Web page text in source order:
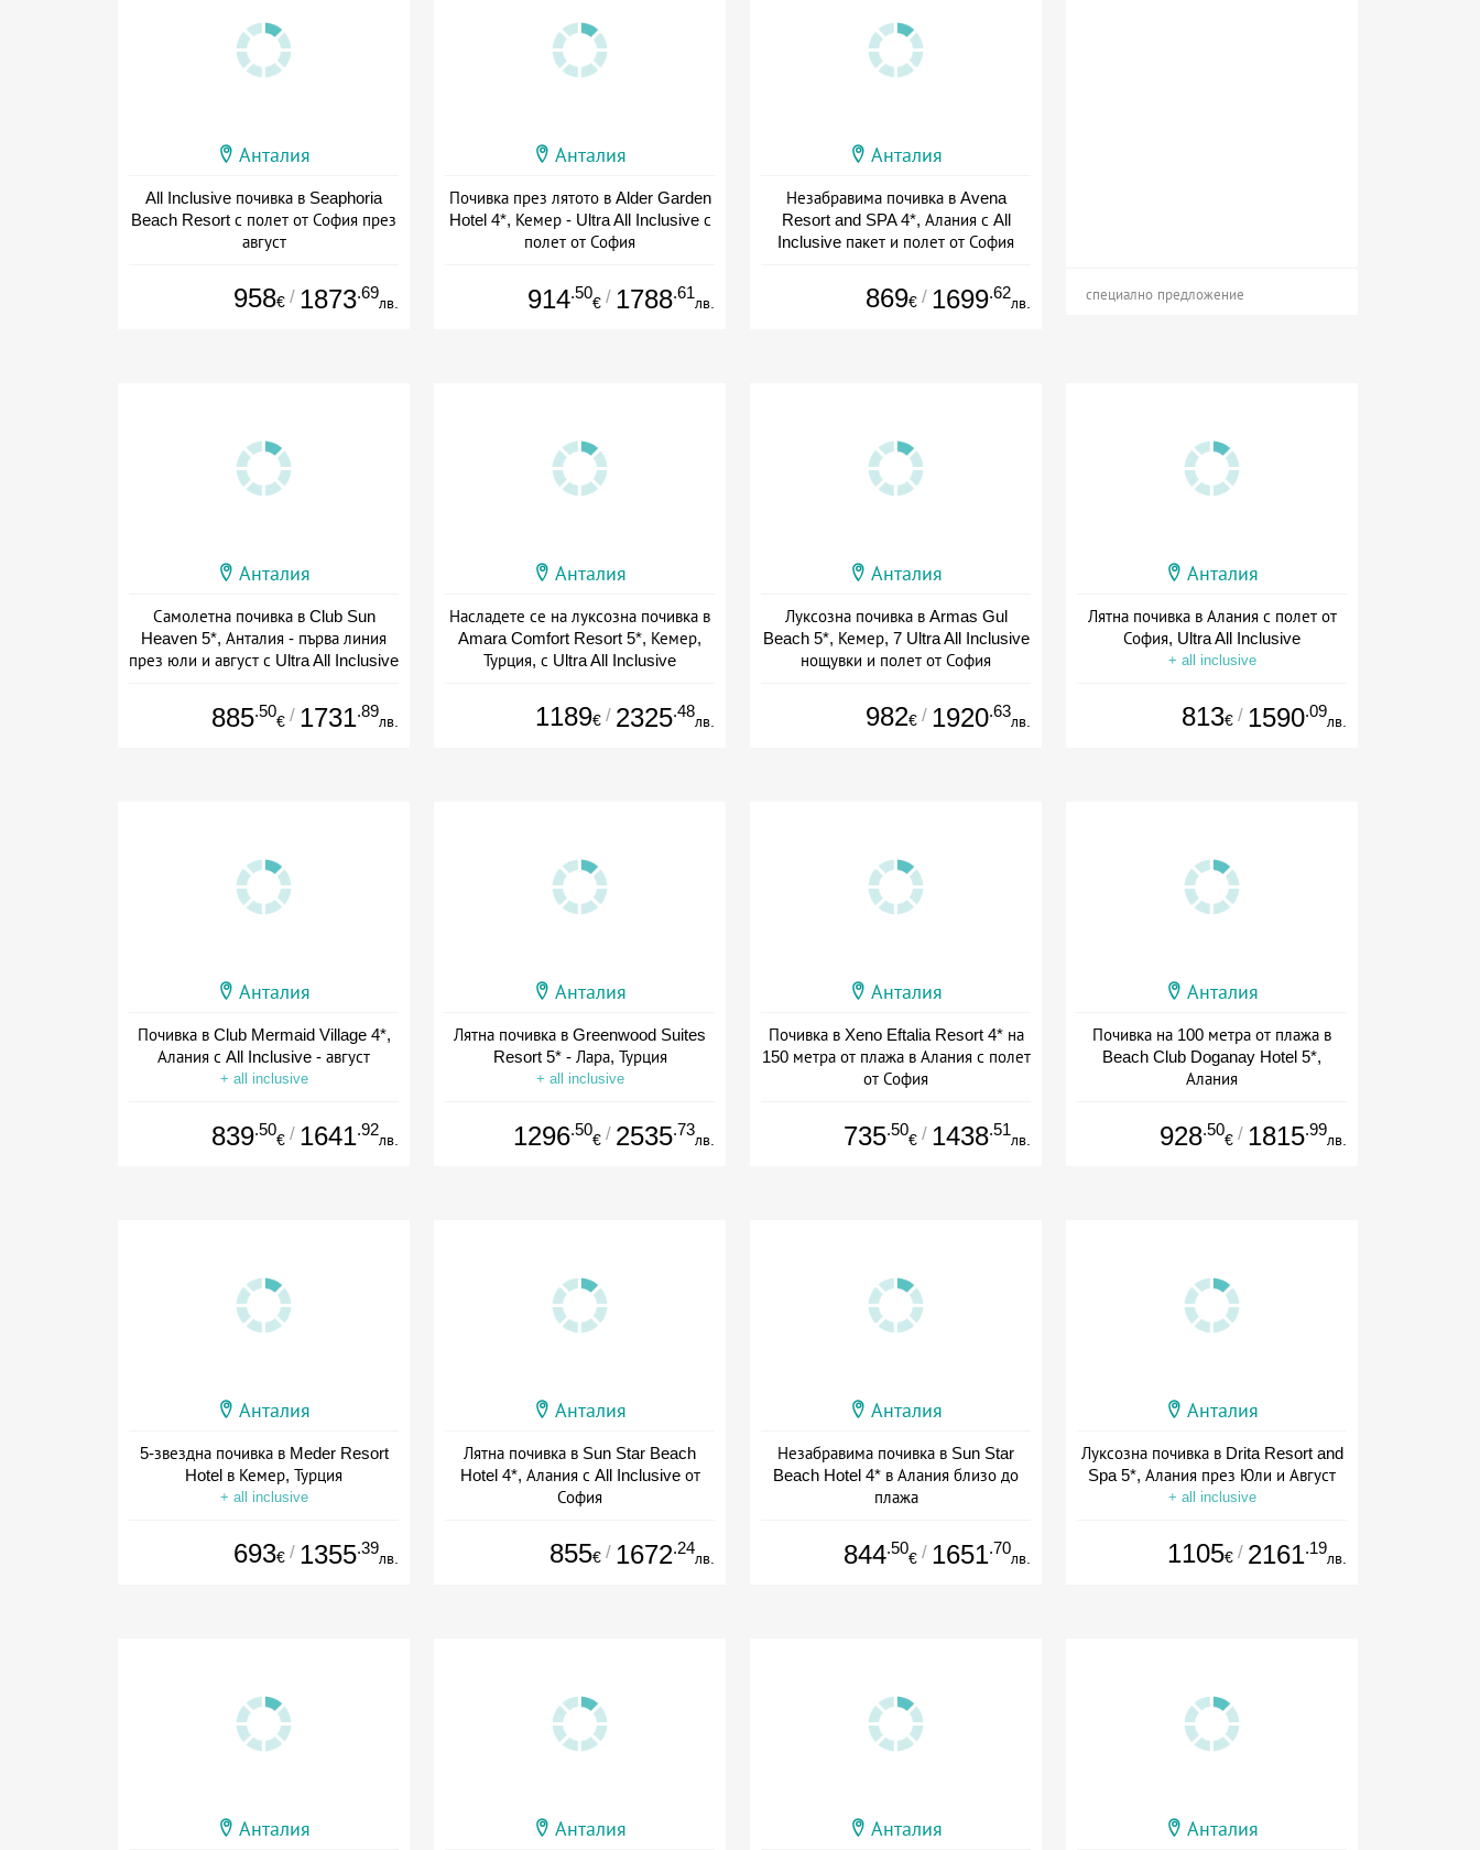
Анталия
All Inclusive почивка в Seaphoria
Beach Resort с полет от София през
август
958€ / 1873.69
лв.
Анталия
Почивка през лятото в Alder Garden
Hotel 4*, Кемер - Ultra All Inclusive с
полет от София
914.50
€ / 1788.61
лв.
Анталия
Незабравима почивка в Avena
Resort and SPA 4*, Алания с All
Inclusive пакет и полет от София
869€ / 1699.62
лв. специално предложение
Анталия
Самолетна почивка в Club Sun
Heaven 5*, Анталия - първа линия
през юли и август с Ultra All Inclusive
885.50
€ / 1731.89
лв.
Анталия
Насладете се на луксозна почивка в
Amara Comfort Resort 5*, Кемер,
Турция, с Ultra All Inclusive
1189€ / 2325.48
лв.
Анталия
Луксозна почивка в Armas Gul
Beach 5*, Кемер, 7 Ultra All Inclusive
нощувки и полет от София
982€ / 1920.63
лв.
Анталия
Лятна почивка в Алания с полет от
София, Ultra All Inclusive
+ all inclusive
813€ / 1590.09
лв.
Анталия
Почивка в Club Mermaid Village 4*,
Алания с All Inclusive - август
+ all inclusive
839.50
€ / 1641.92
лв.
Анталия
Лятна почивка в Greenwood Suites
Resort 5* - Лара, Турция
+ all inclusive
1296.50
€ / 2535.73
лв.
Анталия
Почивка в Xeno Eftalia Resort 4* на
150 метра от плажа в Алания с полет
от София
735.50
€ / 1438.51
лв.
Анталия
Почивка на 100 метра от плажа в
Beach Club Doganay Hotel 5*,
Алания
928.50
€ / 1815.99
лв.
Анталия
5-звездна почивка в Meder Resort
Hotel в Кемер, Турция
+ all inclusive
693€ / 1355.39
лв.
Анталия
Лятна почивка в Sun Star Beach
Hotel 4*, Алания с All Inclusive от
София
855€ / 1672.24
лв.
Анталия
Незабравима почивка в Sun Star
Beach Hotel 4* в Алания близо до
плажа
844.50
€ / 1651.70
лв.
Анталия
Луксозна почивка в Drita Resort and
Spa 5*, Алания през Юли и Август
+ all inclusive
1105€ / 2161.19
лв.
Анталия Анталия Анталия Анталия